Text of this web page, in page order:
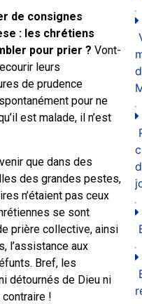
de consignes
: les chrétiens
pour prier ? Vont-
leurs
de prudence
pour ne
est malade, il n’est
que dans des
des grandes pestes,
n’étaient pas ceux
se sont
prière collective, ainsi
l’assistance aux
Bref, les
détournés de Dieu ni
!